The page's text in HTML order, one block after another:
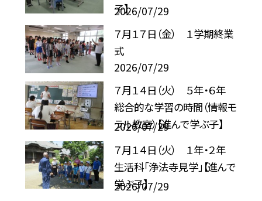
子】
2026/07/29
７月１７日（金） １学期終業
式
2026/07/29
７月１４日（火） ５年・６年
総合的な学習の時間（情報モ
ラル教室）【進んで学ぶ子】
2026/07/29
７月１４日（火） １年・２年
生活科「浄法寺見学」【進んで
学ぶ子】
2026/07/29